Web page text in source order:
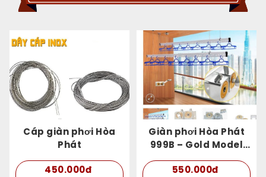
Cáp giàn phơi Hòa
Phát
450.000đ
Giàn phơi Hòa Phát
999B – Gold Model
2021
550.000đ